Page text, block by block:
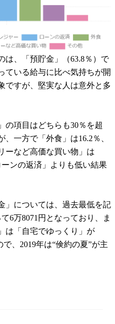
は、「預貯金」（63.8％）で
ている給与に比べ気持ちが開
ですが、堅実な人は意外と多
の項目はどちらも30％を超
一方で「外食」は16.2％、
ーなど高価な買い物」は
ンの返済」よりも低い結果
」については、過去最低を記
6万8071円となっており、ま
は「自宅でゆっくり」が
、2019年は“倹約の夏”が主